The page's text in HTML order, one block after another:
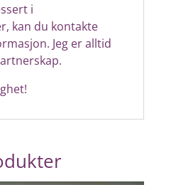
i
kan du kontakte
Jeg er alltid